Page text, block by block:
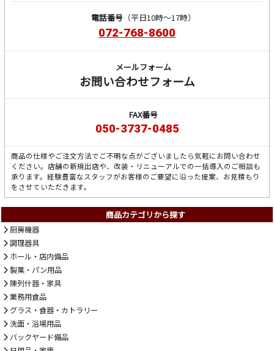
電話番号（平日10時～17時）
072-768-8600
メールフォーム
お問い合わせフォーム
FAX番号
050-3737-0485
商品の仕様やご注文方法でご不明な点がございましたら気軽にお問い合わせ
ください。店舗の新規出店や、改装・リニューアルでの一括導入のご相談も
承ります。経験豊富なスタッフがお客様のご要望に沿った提案、お見積もり
をさせていただきます。
商品カテゴリから探す
厨房機器
調理器具
ホール・店内備品
製菓・パン用品
陳列什器・家具
業務用食品
グラス・食器・カトラリー
洗面・浴場用品
バックヤード備品